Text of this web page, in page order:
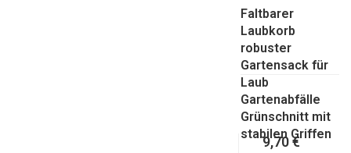
Faltbarer
Laubkorb
robuster
Gartensack für
Laub
Gartenabfälle
Grünschnitt mit
stabilen Griffen
9,70 €